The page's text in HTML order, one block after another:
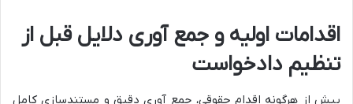
اقدامات اولیه و جمع آوری دلایل قبل از
تنظیم دادخواست
پیش از هرگونه اقدام حقوقی، جمع آوری دقیق و مستندسازی کامل